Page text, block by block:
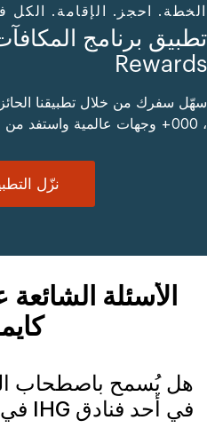
الخطة. احجز. الإقامة. الكل
Rewards
، 000+ وجهات عالمية واستفد من المزيد.
نزّل
الأسئلة
هل يُسمح باصطحاب
في أحد فنادق IHG في جراند كايمان؟